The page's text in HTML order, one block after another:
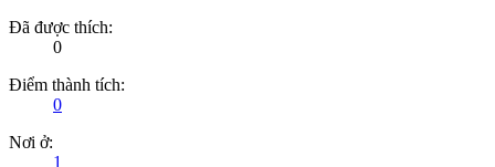
Đã được thích:
0
Điểm thành tích:
0
Nơi ở:
1